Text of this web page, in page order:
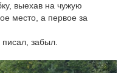
выехав на чужую
место, а первое за
забыл.